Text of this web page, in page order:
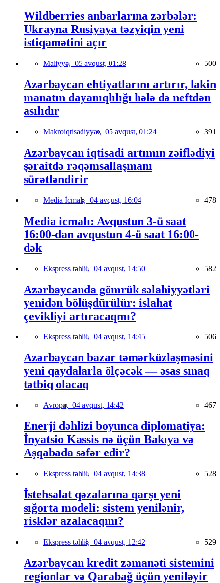
Wildberries anbarlarına zərbələr:
Ukrayna Rusiyaya təzyiqin yeni
istiqamətini açır
Maliyyə, 05 avqust, 01:28 500
Azərbaycan ehtiyatlarını artırır, lakin
manatın dayanıqlılığı hələ də neftdən
asılıdır
Makroiqtisadiyyat, 05 avqust, 01:24 391
Azərbaycan iqtisadi artımın zəiflədiyi
şəraitdə rəqəmsallaşmanı
sürətləndirir
Media İcmalı, 04 avqust, 16:04 478
Media icmalı: Avqustun 3-ü saat
16:00-dan avqustun 4-ü saat 16:00-
dək
Ekspress təhlil, 04 avqust, 14:50 582
Azərbaycanda gömrük səlahiyyətləri
yenidən bölüşdürülür: islahat
çevikliyi artıracaqmı?
Ekspress təhlil, 04 avqust, 14:45 506
Azərbaycan bazar təmərküzləşməsini
yeni qaydalarla ölçəcək — əsas sınaq
tətbiq olacaq
Avropa, 04 avqust, 14:42 467
Enerji dəhlizi boyunca diplomatiya:
İnyatsio Kassis nə üçün Bakıya və
Aşqabada səfər edir?
Ekspress təhlil, 04 avqust, 14:38 528
İstehsalat qəzalarına qarşı yeni
sığorta modeli: sistem yenilənir,
risklər azalacaqmı?
Ekspress təhlil, 04 avqust, 12:42 529
Azərbaycan kredit zəmanəti sistemini
regionlar və Qarabağ üçün yeniləyir